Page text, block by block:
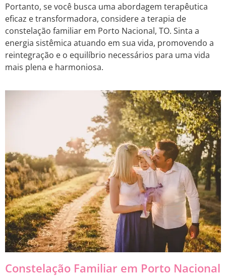
Portanto, se você busca uma abordagem terapêutica
eficaz e transformadora, considere a terapia de
constelação familiar em Porto Nacional, TO. Sinta a
energia sistêmica atuando em sua vida, promovendo a
reintegração e o equilíbrio necessários para uma vida
mais plena e harmoniosa.
Constelação Familiar em Porto Nacional